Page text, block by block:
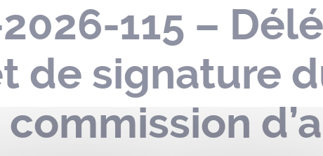
2026-115 –
de signature